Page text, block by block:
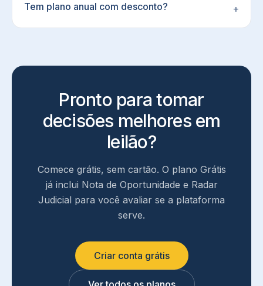
Tem plano anual com desconto? +
Pronto para tomar
decisões melhores em
leilão?
Comece grátis, sem cartão. O plano Grátis
já inclui Nota de Oportunidade e Radar
Judicial para você avaliar se a plataforma
serve.
Criar conta grátis